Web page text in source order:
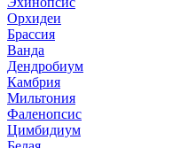
Орхидеи
Брассия
Ванда
Дендробиум
Камбрия
Мильтония
Фаленопсис
Цимбидиум